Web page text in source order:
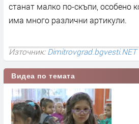
станат малко по-скъпи, особено
има много различни артикули.
Източник:Dimitrovgrad.bgvesti.NET
Видеа по темата